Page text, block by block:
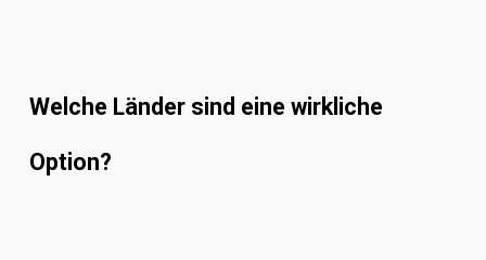
Welche Länder sind eine wirkliche
Option?